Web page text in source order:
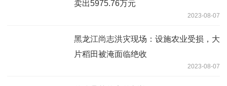
卖出5975.76万元
2023-08-07
黑龙江尚志洪灾现场：设施农业受损，大
片稻田被淹面临绝收
2023-08-07